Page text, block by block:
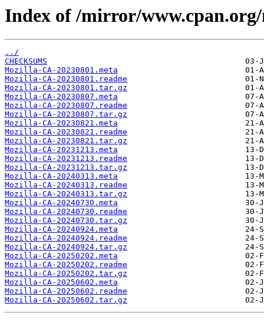
Index of /mirror/
../
CHECKSUMS
Mozilla-CA-20230801.meta
Mozilla-CA-20230801.readme
Mozilla-CA-20230801.tar.gz
Mozilla-CA-20230807.meta
Mozilla-CA-20230807.readme
Mozilla-CA-20230807.tar.gz
Mozilla-CA-20230821.meta
Mozilla-CA-20230821.readme
Mozilla-CA-20230821.tar.gz
Mozilla-CA-20231213.meta
Mozilla-CA-20231213.readme
Mozilla-CA-20231213.tar.gz
Mozilla-CA-20240313.meta
Mozilla-CA-20240313.readme
Mozilla-CA-20240313.tar.gz
Mozilla-CA-20240730.meta
Mozilla-CA-20240730.readme
Mozilla-CA-20240730.tar.gz
Mozilla-CA-20240924.meta
Mozilla-CA-20240924.readme
Mozilla-CA-20240924.tar.gz
Mozilla-CA-20250202.meta
Mozilla-CA-20250202.readme
Mozilla-CA-20250202.tar.gz
Mozilla-CA-20250602.meta
Mozilla-CA-20250602.readme
Mozilla-CA-20250602.tar.gz